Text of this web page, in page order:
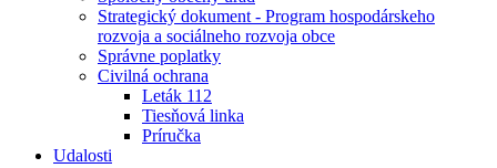
Strategický dokument - Program hospodárskeho
rozvoja a sociálneho rozvoja obce
Správne poplatky
Civilná ochrana
Leták 112
Tiesňová linka
Príručka
Udalosti